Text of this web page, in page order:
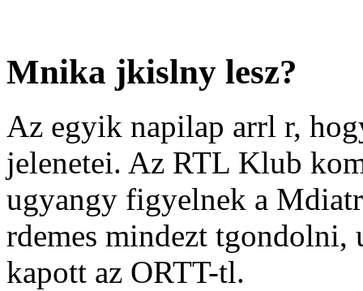
Mnika jkislny lesz?
Az egyik napilap arrl r,
jelenetei. Az RTL Klub
ugyangy figyelnek a
rdemes mindezt tgondolni,
kapott az ORTT-tl.